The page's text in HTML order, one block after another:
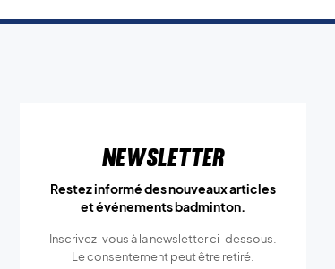
Newsletter
Restez informé des nouveaux articles
et événements badminton.
Inscrivez-vous à la newsletter ci-dessous.
Le consentement peut être retiré.